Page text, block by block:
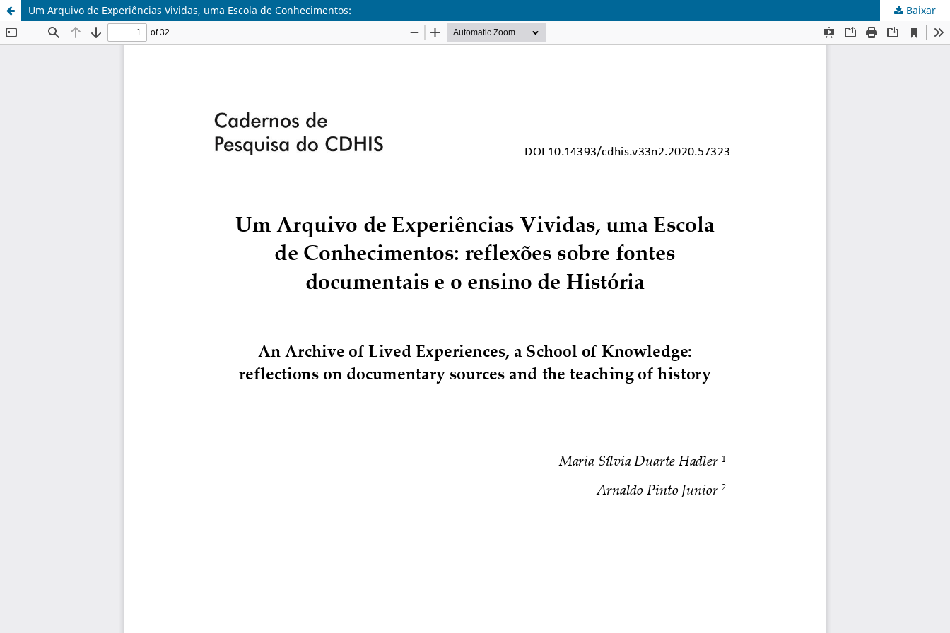
Um Arquivo de Experiências Vividas, uma Escola de Conhecimentos: Baixar